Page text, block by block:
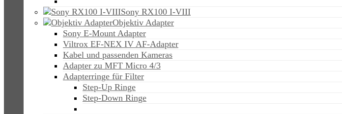
Sony RX100 I-VIII
Objektiv Adapter
Sony E-Mount Adapter
Viltrox EF-NEX IV AF-Adapter
Kabel und passenden Kameras
Adapter zu MFT Micro 4/3
Adapterringe für Filter
Step-Up Ringe
Step-Down Ringe